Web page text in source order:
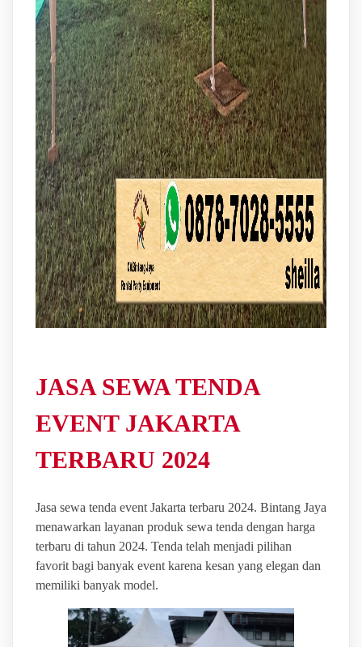
JASA SEWA TENDA
EVENT JAKARTA
TERBARU 2024
Jasa sewa tenda event Jakarta terbaru 2024. Bintang Jaya
menawarkan layanan produk sewa tenda dengan harga
terbaru di tahun 2024. Tenda telah menjadi pilihan
favorit bagi banyak event karena kesan yang elegan dan
memiliki banyak model.